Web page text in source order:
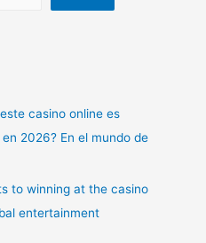
casino online es
2026? En el mundo de
to winning at the casino
entertainment